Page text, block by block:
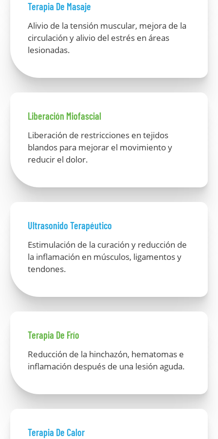
Terapia De Masaje
Alivio de la tensión muscular, mejora de la
circulación y alivio del estrés en áreas
lesionadas.
Liberación Miofascial
Liberación de restricciones en tejidos
blandos para mejorar el movimiento y
reducir el dolor.
Ultrasonido Terapéutico
Estimulación de la curación y reducción de
la inflamación en músculos, ligamentos y
tendones.
Terapia De Frío
Reducción de la hinchazón, hematomas e
inflamación después de una lesión aguda.
Terapia De Calor